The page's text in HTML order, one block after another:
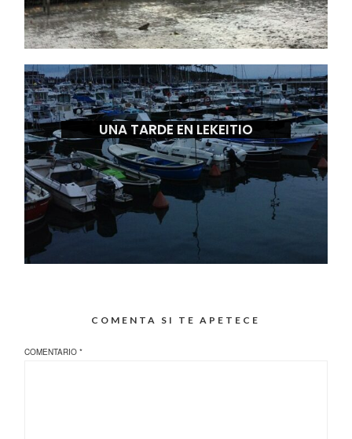
UNA TARDE EN LEKEITIO
COMENTA SI TE APETECE
COMENTARIO*